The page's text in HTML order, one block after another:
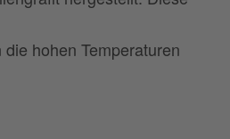
hohen Temperaturen